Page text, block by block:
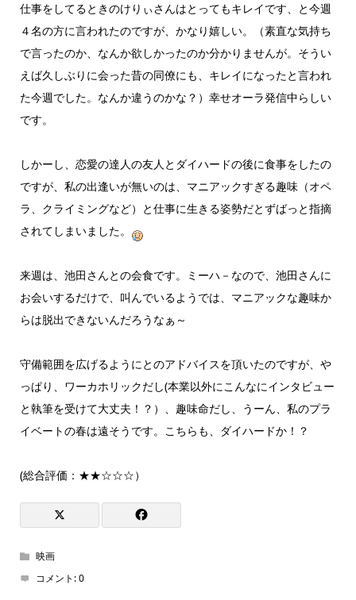
仕事をしてるときのけりぃさんはとってもキレイです、と今週
４名の方に言われたのですが、かなり嬉しい。（素直な気持ち
で言ったのか、なんか欲しかったのか分かりませんが。そうい
えば久しぶりに会った昔の同僚にも、キレイになったと言われ
た今週でした。なんか違うのかな？）幸せオーラ発信中らしい
です。
しかーし、恋愛の達人の友人とダイハードの後に食事をしたの
ですが、私の出逢いが無いのは、マニアックすぎる趣味（オペ
ラ、クライミングなど）と仕事に生きる姿勢だとずばっと指摘
されてしまいました。
来週は、池田さんとの会食です。ミーハ－なので、池田さんに
お会いするだけで、叫んでいるようでは、マニアックな趣味か
らは脱出できないんだろうなぁ～
守備範囲を広げるようにとのアドバイスを頂いたのですが、や
っぱり、ワーカホリックだし(本業以外にこんなにインタビュー
と執筆を受けて大丈夫！？）、趣味命だし、うーん、私のプラ
イベートの春は遠そうです。こちらも、ダイハードか！？
(総合評価：★★☆☆☆）
映画
コメント:0